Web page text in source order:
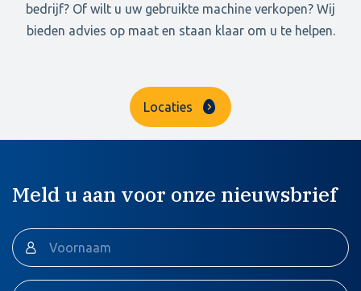
bedrijf? Of wilt u uw gebruikte machine verkopen? Wij
bieden advies op maat en staan klaar om u te helpen.
Locaties
Meld u aan voor onze nieuwsbrief